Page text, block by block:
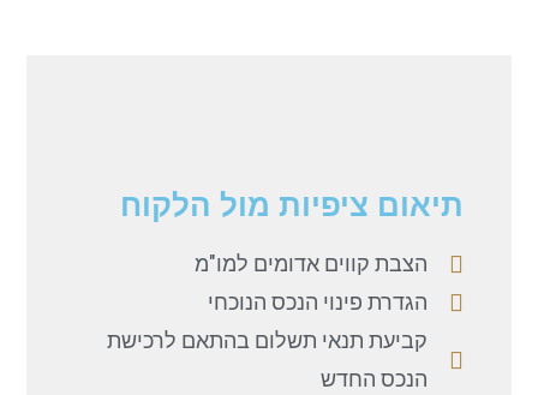
תיאום ציפיות מול הלקוח
הצבת קווים אדומים למו"מ
הגדרת פינוי הנכס הנוכחי
קביעת תנאי תשלום בהתאם לרכישת
הנכס החדש